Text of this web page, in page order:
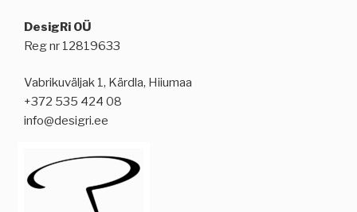
DesigRi OÜ
Reg nr 12819633
Vabrikuväljak 1, Kärdla, Hiiumaa
+372 535 424 08
info@desigri.ee